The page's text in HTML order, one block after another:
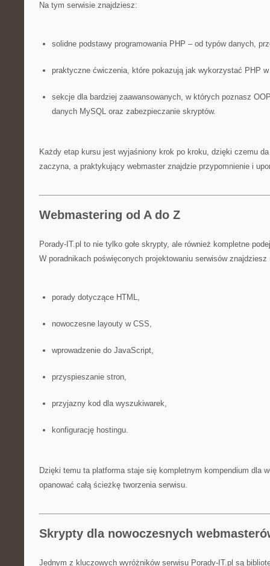
Na tym serwisie znajdziesz:
solidne podstawy programowania PHP – od typów danych,
praktyczne ćwiczenia, które pokazują jak wykorzystać PHP
sekcje dla bardziej zaawansowanych, w których poznasz
danych MySQL oraz zabezpieczanie skryptów.
Każdy etap kursu jest wyjaśniony krok po kroku, dzięki czemu
zaczyna, a praktykujący webmaster znajdzie przypomnienie i
Webmastering od A do Z
Porady-IT.pl to nie tylko gołe skrypty, ale również kompletne
W poradnikach poświęconych projektowaniu serwisów znajdziesz
porady dotyczące HTML,
nowoczesne layouty w CSS,
wprowadzenie do JavaScript,
przyspieszanie stron,
przyjazny kod dla wyszukiwarek,
konfigurację hostingu.
Dzięki temu ta platforma staje się kompletnym kompendium dla
opanować całą ścieżkę tworzenia serwisu.
Skrypty dla nowoczesnych
Jednym z kluczowych wyróżników serwisu Porady-IT.pl są